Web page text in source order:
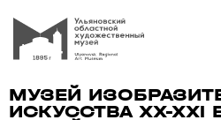
МУЗЕЙ
ИСКУССТВА XX-XXI